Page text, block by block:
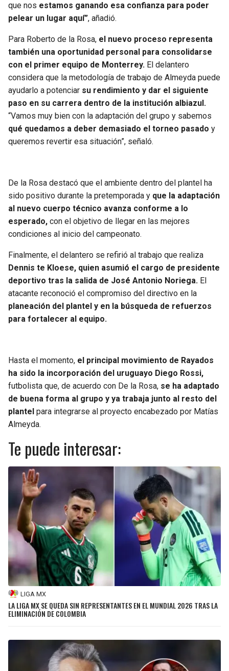
que nos estamos ganando esa confianza para poder
pelear un lugar aquí”, añadió.
Para Roberto de la Rosa, el nuevo proceso representa
también una oportunidad personal para consolidarse
con el primer equipo de Monterrey. El delantero
considera que la metodología de trabajo de Almeyda puede
ayudarlo a potenciar su rendimiento y dar el siguiente
paso en su carrera dentro de la institución albiazul.
“Vamos muy bien con la adaptación del grupo y sabemos
qué quedamos a deber demasiado el torneo pasado y
queremos revertir esa situación”, señaló.
De la Rosa destacó que el ambiente dentro del plantel ha
sido positivo durante la pretemporada y que la adaptación
al nuevo cuerpo técnico avanza conforme a lo
esperado, con el objetivo de llegar en las mejores
condiciones al inicio del campeonato.
Finalmente, el delantero se refirió al trabajo que realiza
Dennis te Kloese, quien asumió el cargo de presidente
deportivo tras la salida de José Antonio Noriega. El
atacante reconoció el compromiso del directivo en la
planeación del plantel y en la búsqueda de refuerzos
para fortalecer al equipo.
Hasta el momento, el principal movimiento de Rayados
ha sido la incorporación del uruguayo Diego Rossi,
futbolista que, de acuerdo con De la Rosa, se ha adaptado
de buena forma al grupo y ya trabaja junto al resto del
plantel para integrarse al proyecto encabezado por Matías
Almeyda.
Te puede interesar:
LIGA MX
LA LIGA MX SE QUEDA SIN REPRESENTANTES EN EL MUNDIAL 2026 TRAS LA
ELIMINACIÓN DE COLOMBIA